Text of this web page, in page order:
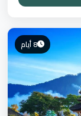
8 أيام